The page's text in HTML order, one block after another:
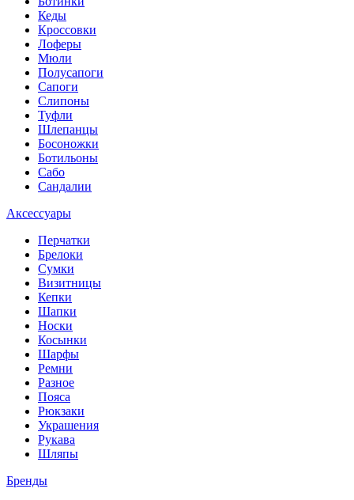
Кеды
Кроссовки
Лоферы
Мюли
Полусапоги
Сапоги
Слипоны
Туфли
Шлепанцы
Босоножки
Ботильоны
Сабо
Сандалии
Аксессуары
Перчатки
Брелоки
Сумки
Визитницы
Кепки
Шапки
Носки
Косынки
Шарфы
Ремни
Разное
Пояса
Рюкзаки
Украшения
Рукава
Шляпы
Бренды